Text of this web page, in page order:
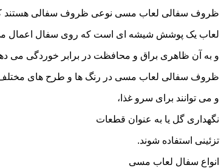
ظروف سفالی لعاب مسی نوعی ظروف سفالی هستند که
لعاب یک پوشش شیشه ای است که روی سفال اعمال
و به آن ظاهری براق و محافظت در برابر خوردگی می
ظروف سفالی لعاب مسی در رنگ ها و طرح های
و می توانند برای سرو غذا،
نگهداری گل یا به عنوان قطعات
تزئینی استفاده شوند.
انواع سفال لعاب مسی